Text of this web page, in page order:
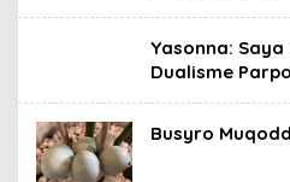
Yasonna:
Dualisme
Busyro